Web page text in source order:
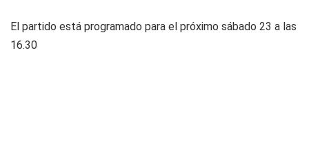
El partido está programado para el próximo sábado 23 a las
16.30